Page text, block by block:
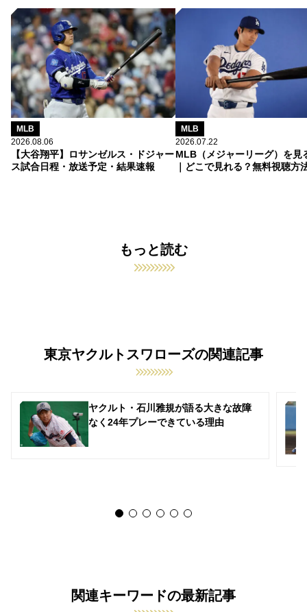
MLB
2026.08.06
【大谷翔平】ロサンゼルス・ドジャー
ス試合日程・放送予定・結果速報
MLB
2026.07.22
MLB（メジャーリーグ）を見
｜どこで見れる？無料視聴方
もっと読む
東京ヤクルトスワローズの関連記事
ヤクルト・石川雅規が語る大きな故障
なく24年プレーできている理由
関連キーワードの最新記事